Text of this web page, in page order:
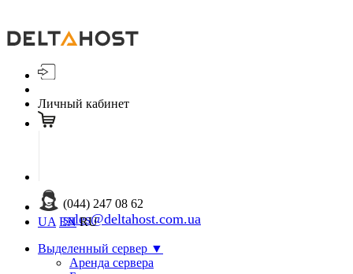
Личный кабинет
(044) 247 08 62
sales@deltahost.com.ua
UA EN RU
Выделенный сервер ▼
Аренда сервера